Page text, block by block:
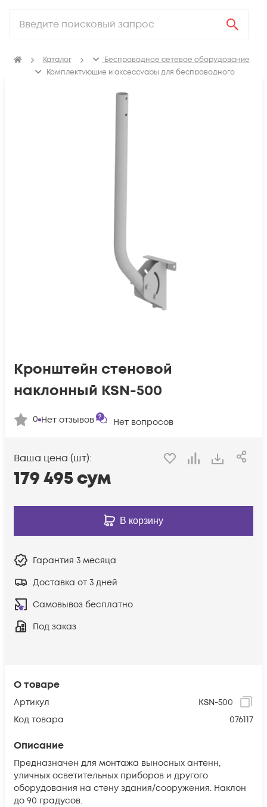
Каталог
Беспроводное сетевое оборудование
Комплектующие и аксессуары для беспроводного
О товаре
Артикул
KSN-500
Код товара
076117
Описание
Предназначен для монтажа выносных антенн,
уличных осветительных приборов и другого
оборудования на стену здания/сооружения. Наклон
до 90 градусов.
Кронштейн стеновой
наклонный KSN-500
0 Нет отзывов Нет вопросов
Ваша цена (шт):
179 495сум
В корзину
Гарантия 3 месяца
Доставка от 3 дней
Самовывоз бесплатно
Под заказ